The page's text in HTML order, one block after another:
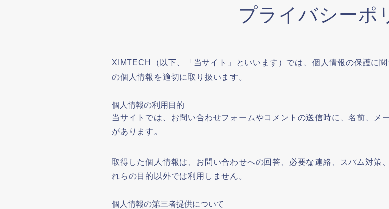
プライバシーポ
XIMTECH（以下、「当サイト」といいます）では、個人情報の保護に
の個人情報を適切に取り扱います。
個人情報の利用目的
当サイトでは、お問い合わせフォームやコメントの送信時に、名前、メ
があります。
取得した個人情報は、お問い合わせへの回答、必要な連絡、スパム対策
れらの目的以外では利用しません。
個人情報の第三者提供について